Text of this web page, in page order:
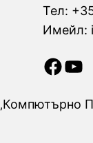
Тел:
Имейл:
Facebook YouTube